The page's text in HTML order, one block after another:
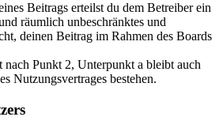
Beitrags erteilst du dem Betreiber ein
räumlich unbeschränktes und
deinen Beitrag im Rahmen des Boards
nach Punkt 2, Unterpunkt a bleibt auch
Nutzungsvertrages bestehen.